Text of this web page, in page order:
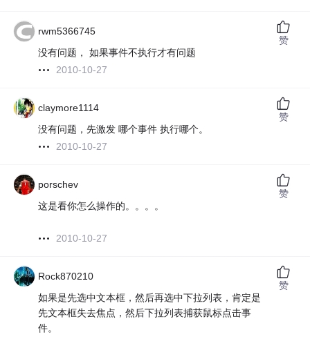
rwm5366745
没有问题， 如果事件不执行才有问题
2010-10-27
赞
claymore1114
没有问题，先激发 哪个事件 执行哪个。
2010-10-27
赞
porschev
这是看你怎么操作的。。。。
2010-10-27
赞
Rock870210
如果是先选中文本框，然后再选中下拉列表，肯定是
先文本框失去焦点，然后下拉列表捕获鼠标点击事
件。
赞